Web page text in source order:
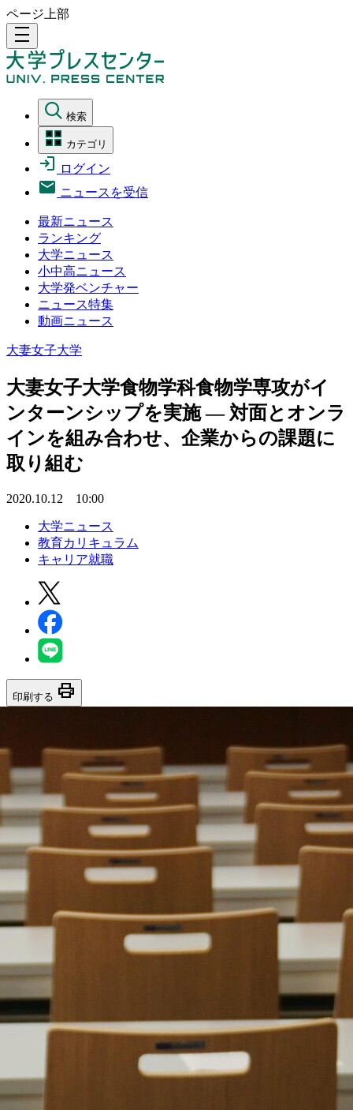
ページ上部
density_medium
検索
カテゴリ
ログイン
ニュースを受信
最新ニュース
ランキング
大学ニュース
小中高ニュース
大学発ベンチャー
ニュース特集
動画ニュース
大妻女子大学
大妻女子大学食物学科食物学専攻がイ
ンターンシップを実施 — 対面とオンラ
インを組み合わせ、企業からの課題に
取り組む
2020.10.12 10:00
大学ニュース
教育カリキュラム
キャリア就職
印刷する print